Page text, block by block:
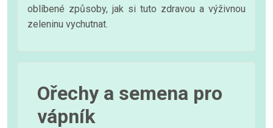
oblíbené způsoby, jak si tuto zdravou a výživnou
zeleninu vychutnat.
Ořechy a semena pro
vápník